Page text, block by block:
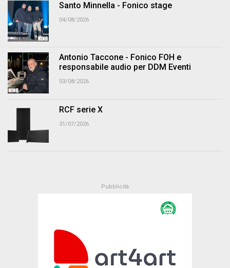
Santo Minnella - Fonico stage
04/08/2026
Antonio Taccone - Fonico FOH e
responsabile audio per DDM Eventi
03/08/2026
RCF serie X
31/07/2026